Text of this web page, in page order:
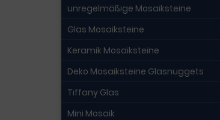
unregelmäßige Mosaiksteine
Glas Mosaiksteine
Keramik Mosaiksteine
Deko Mosaiksteine Glasnuggets
Tiffany Glas
Mini Mosaik